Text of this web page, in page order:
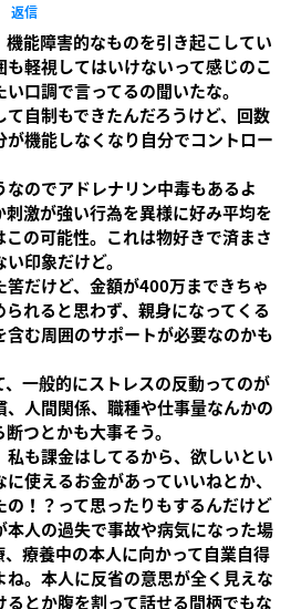
返信
能障害的なものを引き起こしてい
軽視してはいけないって感じのこ
口調で言ってるの聞いたな。
自制もできたんだろうけど、回数
が機能しなくなり自分でコントロー
なのでアドレナリン中毒もあるよ
刺激が強い行為を異様に好み平均を
の可能性。これは物好きで済まさ
印象だけど。
筈だけど、金額が400万まできちゃ
れると思わず、親身になってくる
含む周囲のサポートが必要なのかも
一般的にストレスの反動ってのが
、人間関係、職種や仕事量なんかの
つとかも大事そう。
私も課金はしてるから、欲しいとい
使えるお金があっていいねとか、
の！？って思ったりもするんだけど
人の過失で事故や病気になった場
療養中の本人に向かって自業自得
ね。本人に反省の意思が全く見えな
るとか腹を割って話せる間柄でもな